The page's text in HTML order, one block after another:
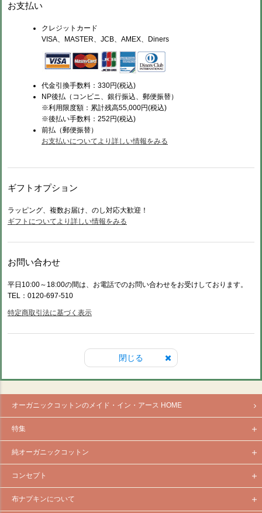
お支払い
クレジットカード
VISA、MASTER、JCB、AMEX、Diners
代金引換手数料：330円(税込)
NP後払（コンビニ、銀行振込、郵便振替）
※利用限度額：累計残高55,000円(税込)
※後払い手数料：252円(税込)
前払（郵便振替）
お支払いについてより詳しい情報をみる
ギフトオプション
ラッピング、複数お届け、のし対応大歓迎！
ギフトについてより詳しい情報をみる
お問い合わせ
平日10:00～18:00の間は、お電話でのお問い合わせをお受けしております。
TEL：0120-697-510
特定商取引法に基づく表示
閉じる
オーガニックコットンのメイド・イン・アース HOME
特集
純オーガニックコットン
コンセプト
布ナプキンについて